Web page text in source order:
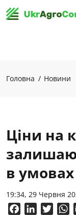
Головна Новини
Ціни на
в
19:34, 29 Червня
FacebookLinkedIn